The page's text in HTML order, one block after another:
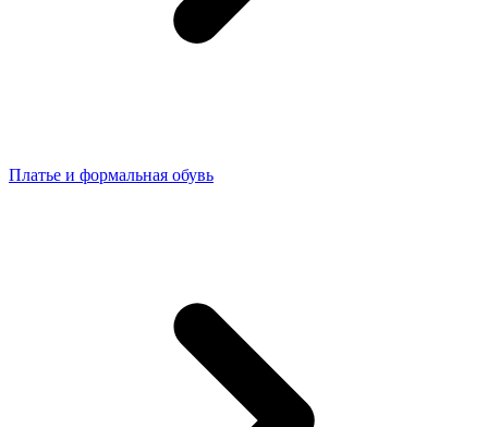
Платье и формальная обувь